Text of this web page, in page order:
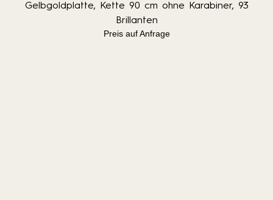
Gelbgoldplatte, Kette 90 cm ohne Karabiner, 93
Brillanten
Preis auf Anfrage